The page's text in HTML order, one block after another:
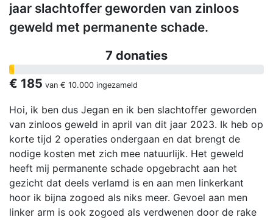
jaar slachtoffer geworden van zinloos
geweld met permanente schade.
7 donaties
€ 185 van € 10.000 ingezameld
Hoi, ik ben dus Jegan en ik ben slachtoffer geworden
van zinloos geweld in april van dit jaar 2023. Ik heb op
korte tijd 2 operaties ondergaan en dat brengt de
nodige kosten met zich mee natuurlijk. Het geweld
heeft mij permanente schade opgebracht aan het
gezicht dat deels verlamd is en aan men linkerkant
hoor ik bijna zogoed als niks meer. Gevoel aan men
linker arm is ook zogoed als verdwenen door de rake